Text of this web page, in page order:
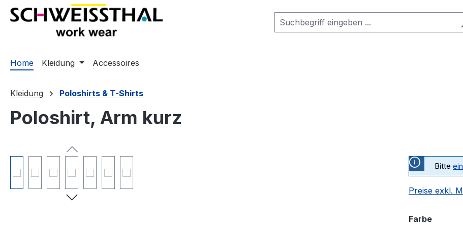
Zur Hauptnavigation springen
Home Kleidung Accessoires
Kleidung Poloshirts & T-Shirts
Poloshirt, Arm kurz
Bitte
Preise exkl.
Farbe